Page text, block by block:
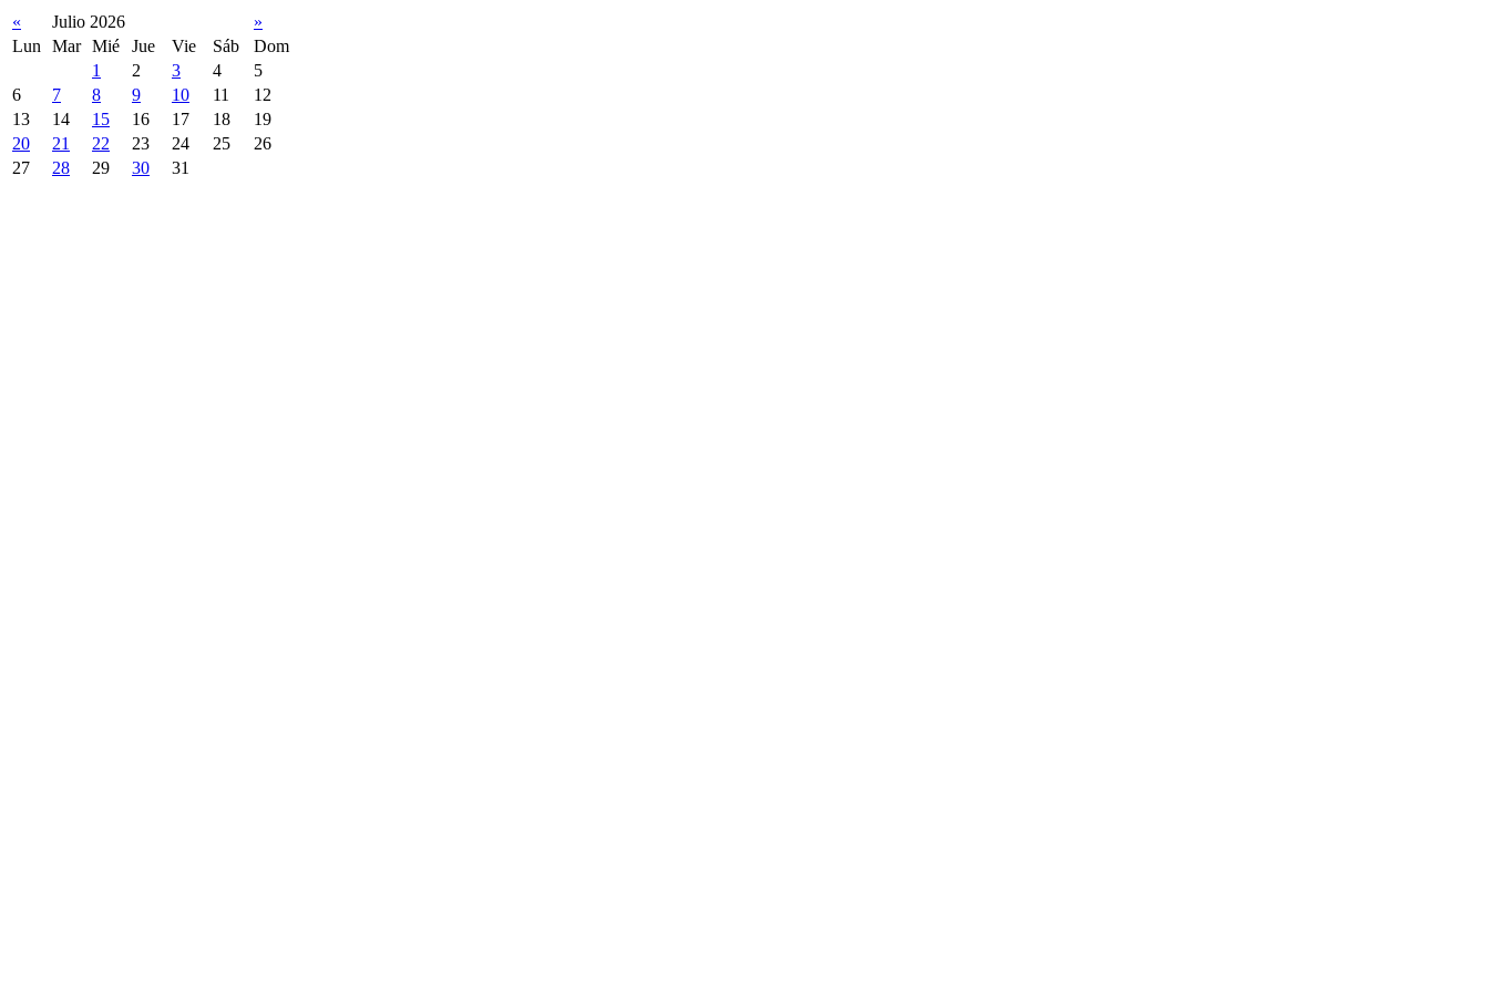
« Julio 2026
»
Lun
Mar Mié Jue Vie Sáb
Dom
1
2 3 4
5
6
7 8 9 10 11
12
13
14 15 16 17 18
19
20
21 22 23 24 25
26
27
28 29 30 31